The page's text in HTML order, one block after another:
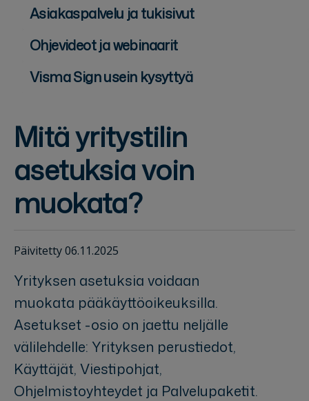
Asiakaspalvelu ja tukisivut
Ohjevideot ja webinaarit
Visma Sign usein kysyttyä
Mitä yritystilin
asetuksia voin
muokata?
Päivitetty 06.11.2025
Yrityksen asetuksia voidaan
muokata pääkäyttöoikeuksilla.
Asetukset -osio on jaettu neljälle
välilehdelle: Yrityksen perustiedot,
Käyttäjät, Viestipohjat,
Ohjelmistoyhteydet ja Palvelupaketit.